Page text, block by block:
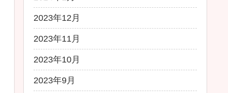
2023年12月
2023年11月
2023年10月
2023年9月